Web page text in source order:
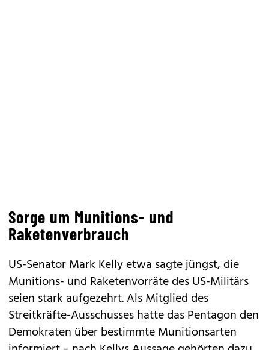
Sorge um Munitions- und
Raketenverbrauch
US-Senator Mark Kelly etwa sagte jüngst, die
Munitions- und Raketenvorräte des US-Militärs
seien stark aufgezehrt. Als Mitglied des
Streitkräfte-Ausschusses hatte das Pentagon den
Demokraten über bestimmte Munitionsarten